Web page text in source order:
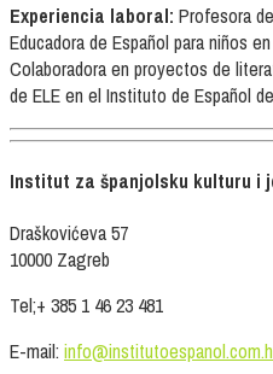
Experiencia laboral: Profesora
Educadora de Español para niños
Colaboradora en proyectos de
de ELE en el Instituto de Español
Institut za španjolsku kulturu i
Draškovićeva 57
10000 Zagreb
Tel;+ 385 1 46 23 481
E-mail: